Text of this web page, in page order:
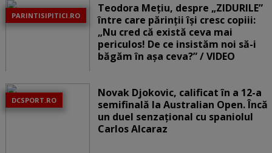
PARINTISIPITICI.RO
Teodora Mețiu, despre „ZIDURILE”
între care părinții își cresc copiii:
„Nu cred că există ceva mai
periculos! De ce insistăm noi să-i
băgăm în așa ceva?” / VIDEO
DCSPORT.RO
Novak Djokovic, calificat în a 12-a
semifinală la Australian Open. Încă
un duel senzațional cu spaniolul
Carlos Alcaraz